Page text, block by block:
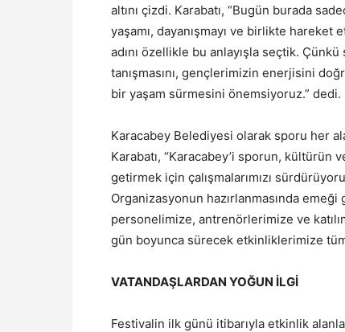
altını çizdi. Karabatı, “Bugün burada
yaşamı, dayanışmayı ve birlikte hareket
adını özellikle bu anlayışla seçtik.
tanışmasını, gençlerimizin enerjisini
bir yaşam sürmesini önemsiyoruz.” dedi.
Karacabey Belediyesi olarak sporu her
Karabatı, “Karacabey’i sporun,
getirmek için çalışmalarımızı
Organizasyonun hazırlanmasında
personelimize, antrenörlerimize ve
gün boyunca sürecek etkinliklerimize
VATANDAŞLARDAN YOĞUN İLGİ
Festivalin ilk günü itibarıyla etkinlik